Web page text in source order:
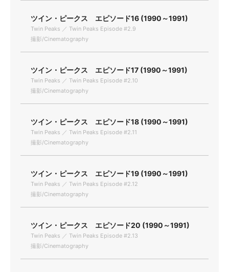
ツイン・ピークス エピソード16 (1990～1991)
Twin Peaks ／ Twin Peaks Episode #2.9
撮影/Cinematography
ツイン・ピークス エピソード17 (1990～1991)
Twin Peaks ／ Twin Peaks Episode #2.10
撮影/Cinematography
ツイン・ピークス エピソード18 (1990～1991)
Twin Peaks ／ Twin Peaks Episode #2.11
撮影/Cinematography
ツイン・ピークス エピソード19 (1990～1991)
Twin Peaks ／ Twin Peaks Episode #2.12
撮影/Cinematography
ツイン・ピークス エピソード20 (1990～1991)
Twin Peaks ／ Twin Peaks Episode #2.13
撮影/Cinematography